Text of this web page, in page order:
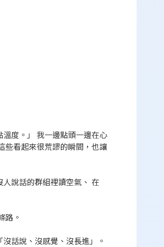
度。」 我一邊點頭一邊在心
看起來很荒謬的瞬間，也讓
說話的群組裡讀空氣、 在
路。
話說、沒感覺、沒長進」。